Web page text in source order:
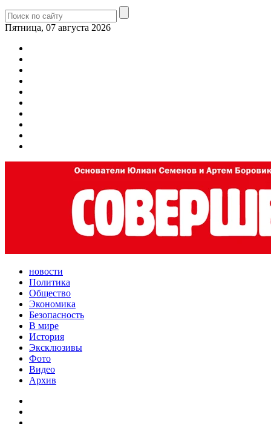
Пятница, 07 августа 2026
новости
Политика
Общество
Экономика
Безопасность
В мире
История
Эксклюзивы
Фото
Видео
Архив